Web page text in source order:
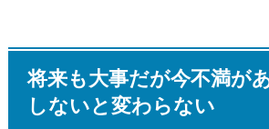
将来も大事だが今不満が
しないと変わらない